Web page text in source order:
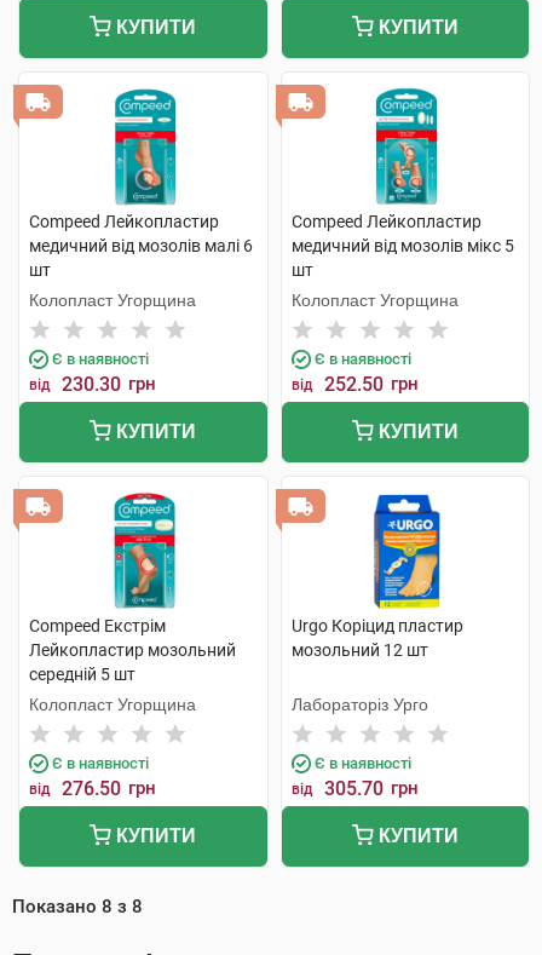
КУПИТИ КУПИТИ
Compeed Лейкопластир
медичний від мозолів малі 6
шт
Колопласт Угорщина
Є в наявності
від 230.30 грн
КУПИТИ
Compeed Лейкопластир
медичний від мозолів мікс 5
шт
Колопласт Угорщина
Є в наявності
від 252.50 грн
КУПИТИ
Compeed Екстрім
Лейкопластир мозольний
середній 5 шт
Колопласт Угорщина
Є в наявності
від 276.50 грн
КУПИТИ
Urgo Коріцид пластир
мозольний 12 шт
Лабораторіз Урго
Є в наявності
від 305.70 грн
КУПИТИ
Показано 8 з 8